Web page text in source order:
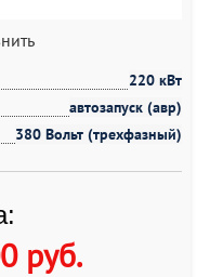
220 кВт
автозапуск (авр)
380 Вольт (трехфазный)
руб.